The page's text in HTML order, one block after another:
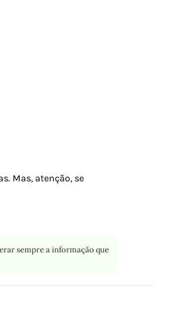
Mas, atenção, se
sempre a informação que